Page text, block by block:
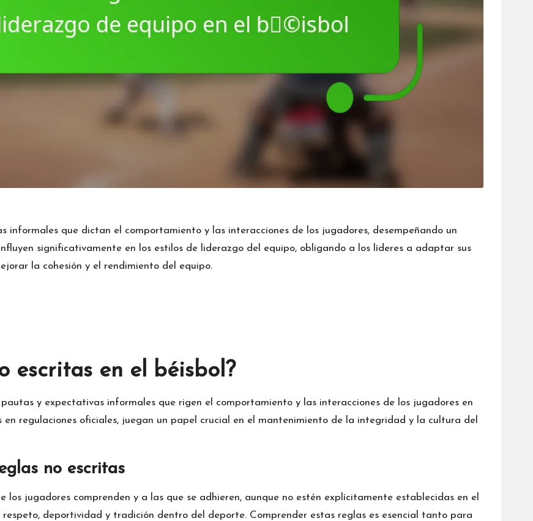
informales que dictan el comportamiento y las interacciones de los jugadores, desempeñando un
significativamente en los estilos de liderazgo del equipo, obligando a los líderes a adaptar sus
la cohesión y el rendimiento del equipo.
escritas en el béisbol?
y expectativas informales que rigen el comportamiento y las interacciones de los jugadores en
regulaciones oficiales, juegan un papel crucial en el mantenimiento de la integridad y la cultura del
no escritas
los jugadores comprenden y a las que se adhieren, aunque no estén explícitamente establecidas en el
deportividad y tradición dentro del deporte. Comprender estas reglas es esencial tanto para